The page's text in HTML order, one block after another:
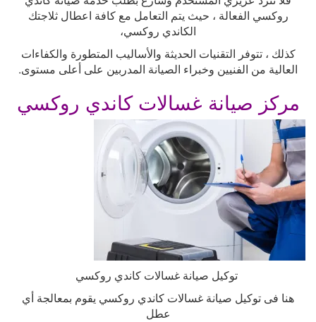
روكسي الفعالة ، حيث يتم التعامل مع كافة اعطال ثلاجتك
الكاندي روكسي،
كذلك ، تتوفر التقنيات الحديثة والأساليب المتطورة والكفاءات
العالية من الفنيين وخبراء الصيانة المدربين على أعلى مستوى.
مركز صيانة غسالات كاندي روكسي
توكيل صيانة غسالات كاندي روكسي
هنا فى توكيل صيانة غسالات كاندي روكسي يقوم بمعالجة أي
عطل